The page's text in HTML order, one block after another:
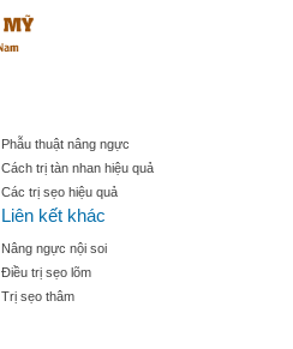
Phẫu thuật nâng ngực
Cách trị tàn nhan hiệu quả
Các trị sẹo hiệu quả
Liên kết khác
Nâng ngực nội soi
Điều trị sẹo lõm
Trị sẹo thâm